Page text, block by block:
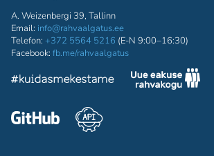
A. Weizenbergi 39, Tallinn
Email: info@rahvaalgatus.ee
Telefon: +372 5564 5216 (E-N 9:00–16:30)
Facebook: fb.me/rahvaalgatus